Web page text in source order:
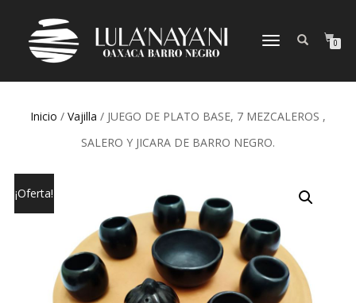
CAMBIAR
0
Inicio / Vajilla / JUEGO DE PLATO BASE, 7 MEZCALEROS ,
SALERO Y JICARA DE BARRO NEGRO.
¡Oferta!